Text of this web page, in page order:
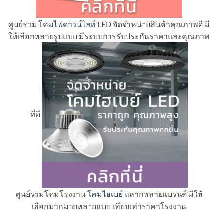
ศูนย์รวม โคมไฟดาวน์ไลท์ LED จัดจำหน่ายสินค้าคุณภาพดี มี
ให้เลือกหลายรูปแบบ มีระบบการรับประกันราคาและคุณภาพ
ที่ดี
ศูนย์รวมโคมโรงงานโคมไฮเบย์ หลากหลายแบรนด์ มีให้
เลือกมากมายหลายแบบ เทียบเท่าราคาโรงงาน